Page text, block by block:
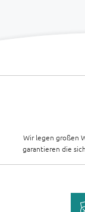
Wir legen großen
garantieren die